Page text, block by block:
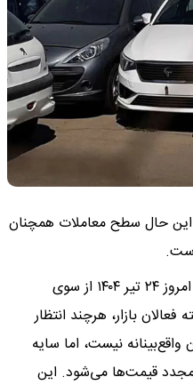
حال سطح معاملات همچنان
به نقل از تجارت نیوز، قیمت خودرو امروز ۲۴ تیر ۱۴۰۴ از سوی
بازار، هرچند انتظار
نیست، اما سایه
مجدد قیمت‌ها می‌شود. این